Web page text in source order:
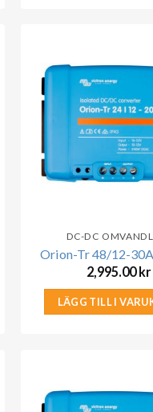
DC-DC
Orion-Tr 48/12-
2,995.00kr
LÄGG TILL I